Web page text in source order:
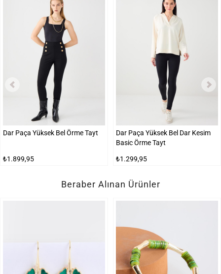
Dar Paça Yüksek Bel Örme Tayt
₺1.899,95
Dar Paça Yüksek Bel Dar Kesim
Basic Örme Tayt
₺1.299,95
Beraber Alınan Ürünler